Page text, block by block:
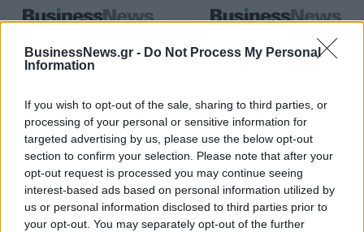
BusinessNews.gr - Do Not Process My Personal
Information
If you wish to opt-out of the sale, sharing to third parties, or
processing of your personal or sensitive information for
targeted advertising by us, please use the below opt-out
section to confirm your selection. Please note that after your
opt-out request is processed you may continue seeing
interest-based ads based on personal information utilized by
us or personal information disclosed to third parties prior to
your opt-out. You may separately opt-out of the further
Λεν κόντρα στην Ελλάδα
Πάρκερ: «Όνειρό μου να
κατακτήσω το ΝΒΑ Europe με τη
HELLENiQ ENERGY: Κέρδη 393 εκατ. ευρώ στο α' εξάμηνο – Στα 734
εκατ. ευρώ τα EBITDA